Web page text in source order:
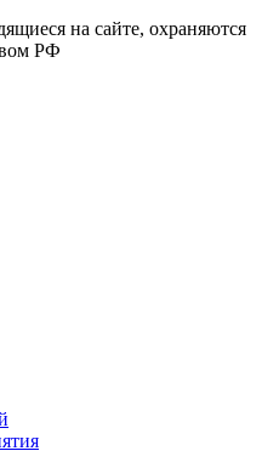
на сайте, охраняются
РФ